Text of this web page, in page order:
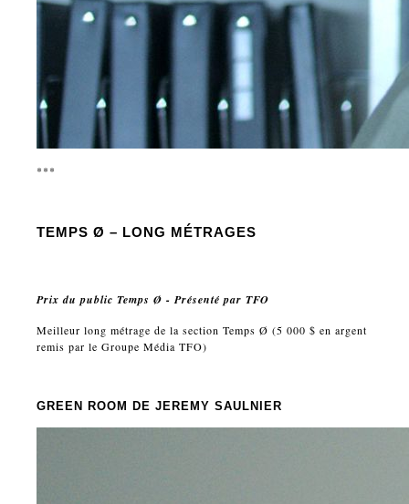
***
TEMPSØ – LONG MÉTRAGES
Prix du public Temps Ø - Présenté par TFO
Meilleur long métrage de la section Temps Ø (5 000 $ en argent
remis par le Groupe Média TFO)
GREEN ROOM DE JEREMY SAULNIER